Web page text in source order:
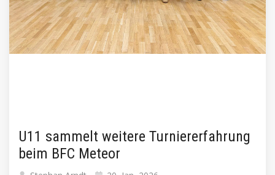
U11 sammelt weitere Turniererfahrung
beim BFC Meteor